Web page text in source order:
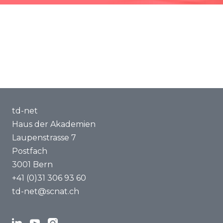
td-net
Haus der Akademien
Laupenstrasse 7
Postfach
3001 Bern
+41 (0)31 306 93 60
td-net@scnat.ch